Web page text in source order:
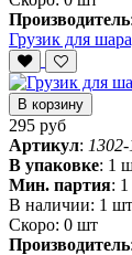
Производитель:
Грузик для
В корзину
295 руб
Артикул:
В упаковке: 1
Мин. партия:
В наличии: 1 шт
Скоро: 0 шт
Производитель: